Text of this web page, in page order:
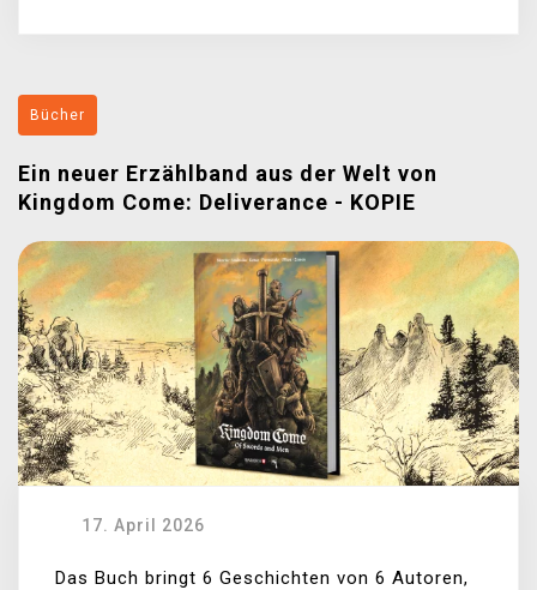
Bücher
Ein neuer Erzählband aus der Welt von
Kingdom Come: Deliverance - KOPIE
17. April 2026
Das Buch bringt 6 Geschichten von 6 Autoren,